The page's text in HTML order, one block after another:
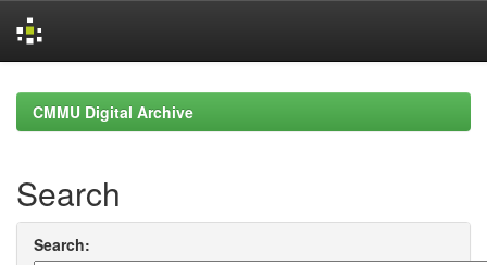
navigationCMMU Digital Archive
Search
Search: